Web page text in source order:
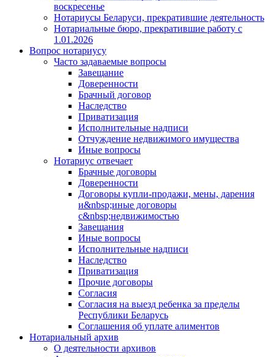
воскресенье
Нотариусы Беларуси, прекратившие деятельность
Нотариальные бюро, прекратившие работу с
1.01.2026
Вопрос нотариусу
Часто задаваемые вопросы
Завещание
Доверенности
Брачный договор
Наследство
Приватизация
Исполнительные надписи
Отчуждение недвижимого имущества
Иные вопросы
Нотариус отвечает
Брачные договоры
Доверенности
Договоры купли-продажи, мены, дарения
и&nbsp;иные договоры
с&nbsp;недвижимостью
Завещания
Иные вопросы
Исполнительные надписи
Наследство
Приватизация
Прочие договоры
Согласия
Согласия на выезд ребенка за пределы
Республики Беларусь
Соглашения об уплате алиментов
Нотариальный архив
О деятельности архивов